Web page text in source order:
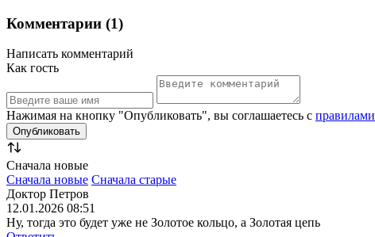
Комментарии (1)
Написать комментарий
Как гость
Нажимая на кнопку "Опубликовать", вы соглашаетесь с правилами
Сначала новые
Сначала новые Сначала старые
Доктор Петров
12.01.2026 08:51
Ну, тогда это будет уже не Золотое кольцо, а Золотая цепь